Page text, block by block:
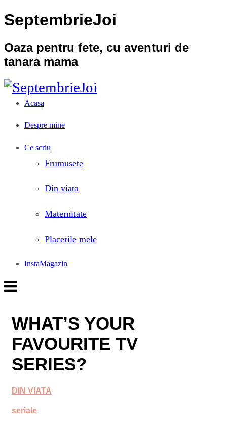
SeptembrieJoi
Oaza pentru fete, cu aventuri de
tanara mama
Acasa
Despre mine
Ce scriu
Frumusete
Din viata
Maternitate
Placerile mele
InstaMagazin
WHAT’S YOUR
FAVOURITE TV
SERIES?
DIN VIATA
seriale